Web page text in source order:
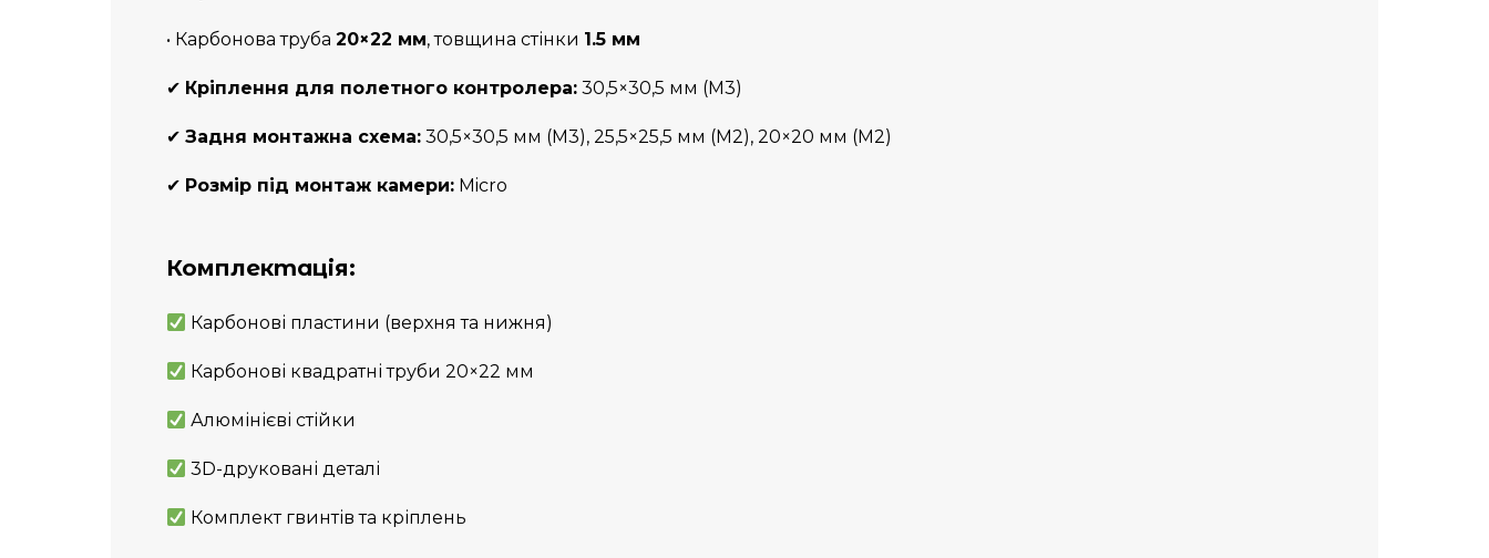
• Карбонова труба 20×22 мм, товщина стінки 1.5 мм
✔ Кріплення для полетного контролера: 30,5×30,5 мм (M3)
✔ Задня монтажна схема: 30,5×30,5 мм (M3), 25,5×25,5 мм (M2), 20×20 мм (M2)
✔ Розмір під монтаж камери: Micro
Комплектація:
Карбонові пластини (верхня та нижня)
Карбонові квадратні труби 20×22 мм
Алюмінієві стійки
3D-друковані деталі
Комплект гвинтів та кріплень